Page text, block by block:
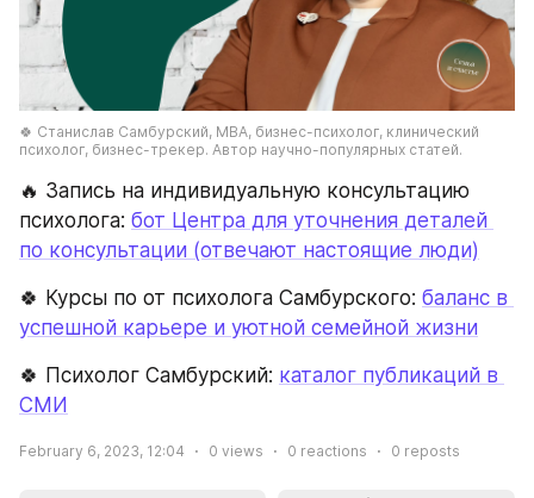
🍀 Станислав Самбурский, МВА, бизнес-психолог, клинический
психолог, бизнес-трекер. Автор научно-популярных статей.
🔥 Запись на индивидуальную консультацию
психолога: бот Центра для уточнения деталей
по консультации (отвечают настоящие люди)
🍀 Курсы по от психолога Самбурского: баланс в
успешной карьере и уютной семейной жизни
🍀 Психолог Самбурский: каталог публикаций в
СМИ
February 6, 2023, 12:04 0 views 0 reactions 0 reposts